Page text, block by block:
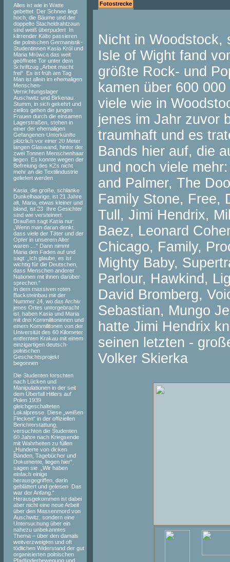
Alles ist wie in Watte
gebettet. Der Schnee liegt
hoch, die Bäume und der
doppelte Stacheldrahtzaun
sind weiß überpudert. In
klirrender Kälte passieren
die polnischen Germanistik-
Studentinnen Kasia Król und
Maria Mrówca das weit
geöffnete Tor unter dem
Schriftzug „Arbeit macht
frei“. Es ist früh am Tag.
Man ist allein im ehemaligen
Menschen-
Vernichtungslager
Auschwitz und Birkenau.
Stumm, in sich gekehrt und
ziellos gehen die jungen
Frauen durch die einsamen
Lagerstraßen, stehen in
einer der ehemaligen
Gefangenen-Unterkünfte
plötzlich vor einer 20 Meter
langen Glaswand, hinter der
zwei Tonnen Menschenhaar
liegen. Es konnte wegen der
Befreiung des KZs nicht
mehr an die Textilindustrie
geliefert werden.
Kasia, die große, schlanke
Dunkelhaarige, ist 21 Jahre
alt, Maria, etwas kleiner und
blond, ist 23. Ihre Gesichter
sind wie versteinert.
Draußen sagt Kasia nur:
„Wenn man daran denkt,
dass viele der Täter und der
Opfer in unserem Alter
waren …“ Dann nimmt
Maria den Faden auf und
sagt: „Ich glaube, es ist
wichtig für die Deutschen,
dass Menschen anderer
Nationen mit ihnen darüber
sprechen.“
In dem massiven roten
Backsteinbau mit der
Nummer 24, wo das Archiv
jenes Ortes untergebracht
ist, haben Kasia und Maria
mit drei Kommilitoninnen und
einem Kommilitonen von der
Universität des 60 Kilometer
entfernten Krakau mit einem
einzigartigen deutsch-
polnischen
Geschichtsprojekt
begonnen.
Die Studenten forschten
nach Lücken und
Manipulationen in der seit
dem Überfall Hitlers auf
Polen 1939
gleichgeschalteten
Lokalpresse. Diese „weißen
Flecken“ in der offiziellen
Berichterstattung,
versuchten die Studenten
60 Jahre nach Kriegsende
mit Wahrheiten zu füllen.
„Hunderte von dicken
Bänden, Tagebücher und
Dokumente, liegen hier“,
sagen sie. „Wir haben
einfach einige
herausgegriffen, darin
geblättert und gelesen. Das
war der Anfang.“
Herausgekommen ist dabei
aber nicht eine neue Arbeit
über den Massenmord von
Auschwitz, sondern eine
Untersuchung über ein
nahezu unbekanntes
Thema – über den damals
weitverzweigten und oft
tödlichen Widerstand der gut
organisierten polnischen
Pfadfinderbewegung und
Fotostrecke
Nicht in Woodstock,
Isle of Wight fand
größte Rock- und
kamen über 600
viele wie in
jenes im Jahr zuvor
traumhaft und es
Bands hier auf, die
und noch viele
and Palmer, The
Family Stone, Free,
Tull, Jimi Hendrix,
Baez, Leonard
Chicago, Family,
Mighty Baby,
Parlour, Hawkind,
David Bromberg,
Sebastian, Mungo
hatte Jimi Hendrix
seinen letzten -
Volker Skierka